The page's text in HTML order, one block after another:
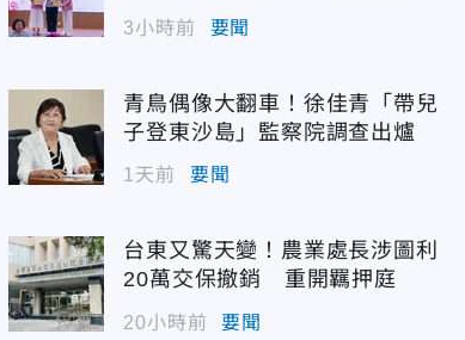
瑩當選」
3小時前 要聞
青鳥偶像大翻車！徐佳青「帶兒
子登東沙島」監察院調查出爐
1天前 要聞
台東又驚天變！農業處長涉圖利
20萬交保撤銷 重開羈押庭
20小時前 要聞